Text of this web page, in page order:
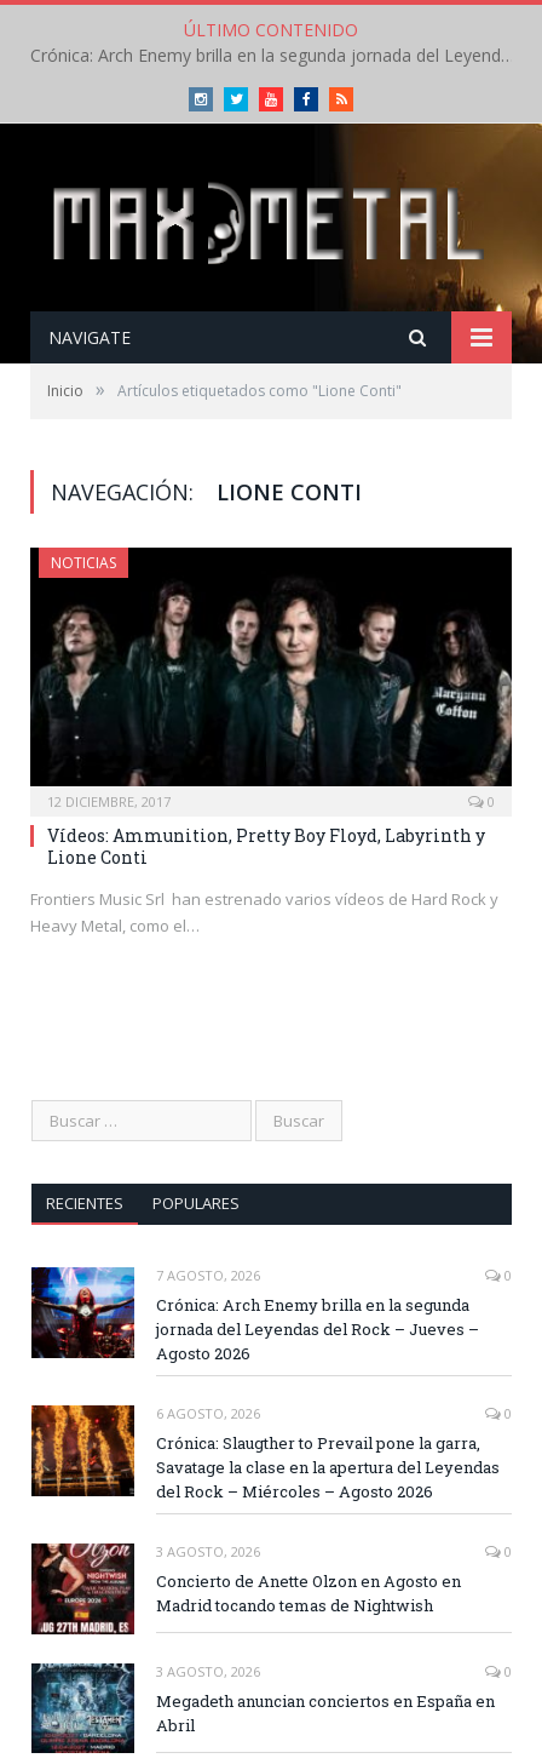
ÚLTIMO CONTENIDO
Crónica: Arch Enemy brilla en la segunda jornada del Leyendas del Rock – Jueves – Agosto 2026
InstagramTwitterYoutubeFacebookRSS
NAVIGATE
Inicio » Artículos etiquetados como "Lione Conti"
NAVEGACIÓN: LIONE CONTI
NOTICIAS
12 DICIEMBRE, 2017 0
Vídeos: Ammunition, Pretty Boy Floyd, Labyrinth y
Lione Conti
Frontiers Music Srl han estrenado varios vídeos de Hard Rock y
Heavy Metal, como el…
RECIENTES POPULARES
7 AGOSTO, 2026 0
Crónica: Arch Enemy brilla en la segunda
jornada del Leyendas del Rock – Jueves –
Agosto 2026
6 AGOSTO, 2026 0
Crónica: Slaugther to Prevail pone la garra,
Savatage la clase en la apertura del Leyendas
del Rock – Miércoles – Agosto 2026
3 AGOSTO, 2026 0
Concierto de Anette Olzon en Agosto en
Madrid tocando temas de Nightwish
3 AGOSTO, 2026 0
Megadeth anuncian conciertos en España en
Abril